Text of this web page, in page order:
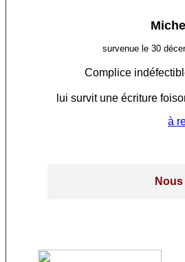
survenue le 30
Complice
lui survit une écriture
à